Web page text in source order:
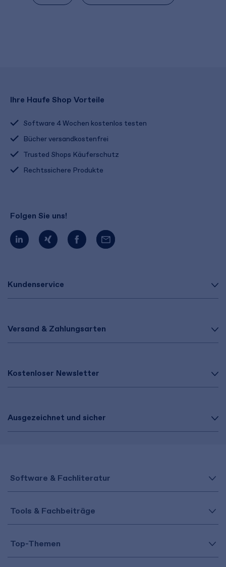
Kundenservice
Versand & Zahlungsarten
Kostenloser Newsletter
Ausgezeichnet und sicher
Ihre Haufe Shop Vorteile
Software 4 Wochen kostenlos testen
Bücher versandkostenfrei
Trusted Shops Käuferschutz
Rechtssichere Produkte
Folgen Sie uns!
Software & Fachliteratur
Tools & Fachbeiträge
Top-Themen